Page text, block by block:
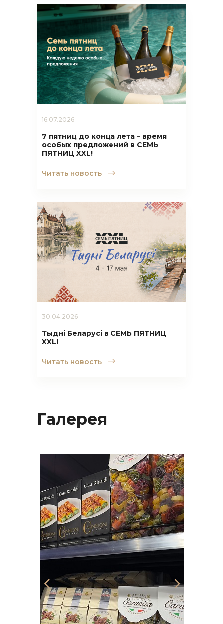
16.07.2026
7 пятниц до конца лета – время
особых предложений в СЕМЬ
ПЯТНИЦ XXL!
Читать новость
30.04.2026
Тыдні Беларусі в СЕМЬ ПЯТНИЦ
XXL!
Читать новость
Галерея